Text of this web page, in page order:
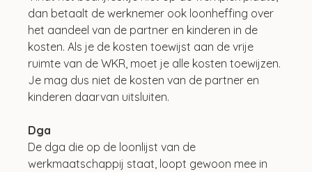
dan betaalt de werknemer ook loonheffing over
het aandeel van de partner en kinderen in de
kosten. Als je de kosten toewijst aan de vrije
ruimte van de WKR, moet je alle kosten toewijzen.
Je mag dus niet de kosten van de partner en
kinderen daarvan uitsluiten.
Dga
De dga die op de loonlijst van de
werkmaatschappij staat, loopt gewoon mee in